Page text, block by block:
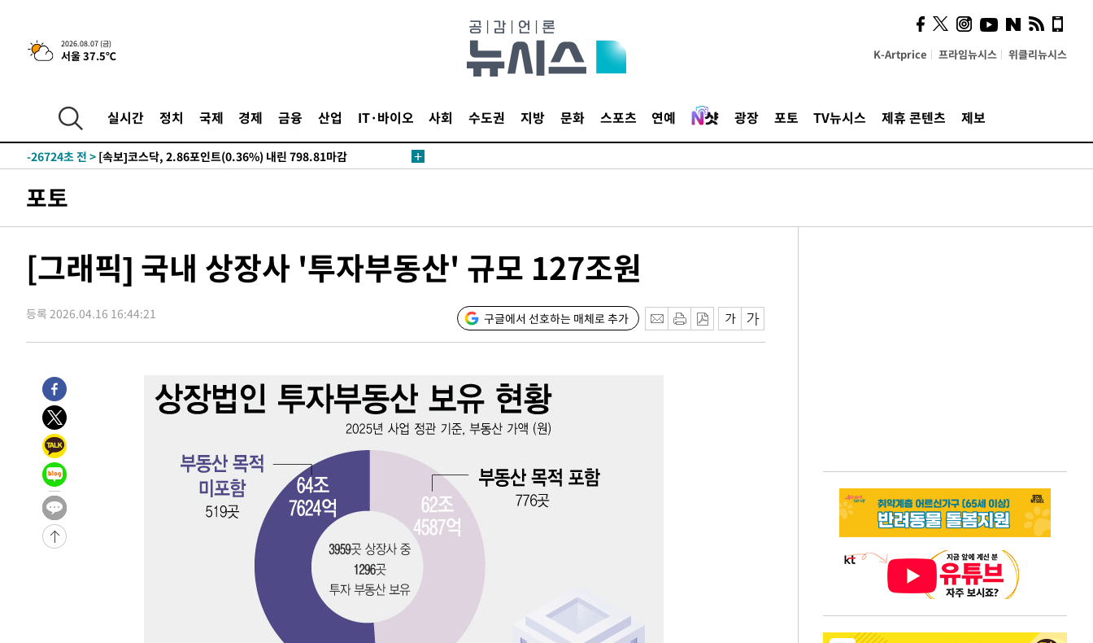
2026.08.07 (금)
서울 37.5℃ K-Artprice 프라임뉴시스 위클리뉴시스
실시간 정치 국제 경제 금융 산업 IT·바이오 사회 수도권 지방 문화 스포츠 연예 광장 포토 TV뉴시스 제휴 콘텐츠 제보
-3649초 전 > [속보]합수본, '투표율 허위 입력' 중앙·서울·경기도 선관위 등 9곳
-27737초 전 >
여자배구 이재영·이다영 자매, 아제르바이잔 투란VC 입단
-26990초 전 >
-26724초 전 > [속보]코스닥, 2.86포인트(0.36%) 내린 798.81마감
-26657초 전 >
-26546초 전 >[속보] 노원서 40.1도 관측…서울, 2018년 이후 첫 40도
-22509초 전 > 외신들도 주목한 韓축구 파문…"국민적 공분에 수사 재개"
-21502초 전 >[속보]규제합리화위원회 부위원장에 김태유 서울대 공대 교수…이
-17860초 전 >[속보]국힘 윤리위, '돌려차기 발언' 진종오·서범수 징계 절차 개시
25.3%↑
-10345초 전 >
[속보]'채상병 순직 책임' 임성근, 항소심도 징역 3년
-10211초 전 >
[속보]종합특검, '관저이전 봐주기 감사' 유병호 구속기소
-6811초 전 >
민주 콩고 에볼라환자 4천명 돌파, 4053명 발생 1850명 사망
-6061초 전 >
[속보]'300억원대 사기 혐의' 차가원 대표 구속 송치
-5255초 전 >
"미 전국적 살모네라 식중독 원인은 멕시코산 할라피뇨"-- CDC
-3768초 전 >
[속보]경찰·노동부, HL만도 평택사업장 끼임 사망 관련 압수수색
-3649초 전 >
[속보]합수본, '투표율 허위 입력' 중앙·서울·경기도 선관위 등 9곳
압수수색
-30881초 전 >
SK하이닉스, 용인·청주 팹에 54조 투자…"AI 메모리 수요 선제 대
여자배구 이재영·이다영 자매, 아제르바이잔 투란VC 입단
외국인 심판 성 접대 7경기 들여다보니…한국 축구 '5승 2무'
[속보]코스닥, 2.86포인트(0.36%) 내린 798.81마감
[속보]코스피, 6200선 약보합…0.60% 내린 6258.77에 마쳐
포토
[그래픽] 국내 상장사 '투자부동산' 규모 127조원
등록 2026.04.16 16:44:21 구글에서 선호하는 매체로 추가